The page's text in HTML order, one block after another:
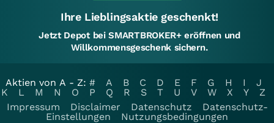
Ihre Lieblingsaktie geschenkt!
Jetzt Depot bei SMARTBROKER+ eröffnen und
Willkommensgeschenk sichern.
Aktien von A - Z: # A B C D E F G H I
J
K
L M N O P Q R S T U V W X Y
Z
Impressum
Disclaimer Datenschutz
Datenschutz-
Einstellungen
Nutzungsbedingungen